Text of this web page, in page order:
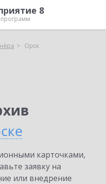
8
Орск
карточками,
заявку на
или внедрение